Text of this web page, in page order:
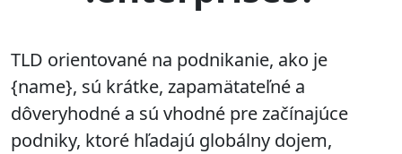
TLD orientované na podnikanie, ako je
{name}, sú krátke, zapamätateľné a
dôveryhodné a sú vhodné pre začínajúce
podniky, ktoré hľadajú globálny dojem,